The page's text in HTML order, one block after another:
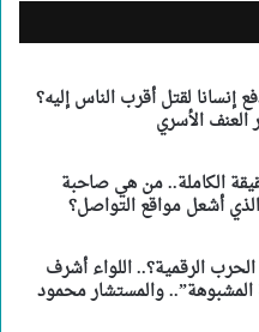
إنسانا لقتل أقرب الناس إليه؟
الأسري
الكاملة.. من هي صاحبة
أشعل مواقع التواصل؟
الرقمية؟.. اللواء أشرف
والمستشار محمود